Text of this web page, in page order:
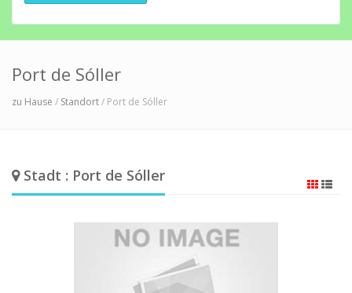
Port de Sóller
zu Hause / Standort/ Port de Sóller
Stadt : Port de Sóller